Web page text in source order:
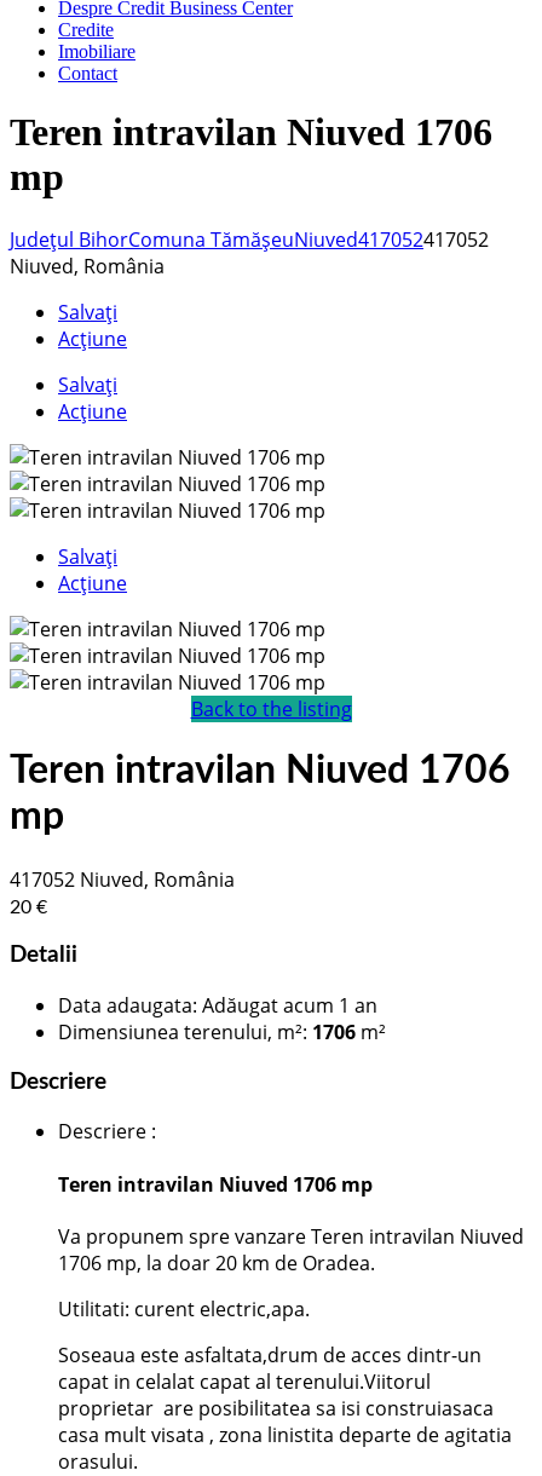
Despre Credit Business Center
Credite
Imobiliare
Contact
Teren intravilan Niuved 1706
mp
Județul BihorComuna TămășeuNiuved417052417052
Niuved, România
Salvați
Acțiune
Salvați
Acțiune
Salvați
Acțiune
Back to the listing
Teren intravilan Niuved 1706
mp
417052 Niuved, România
20 €
Detalii
Data adaugata: Adăugat acum 1 an
Dimensiunea terenului, m²: 1706 m²
Descriere
Descriere :
Teren intravilan Niuved 1706 mp
Va propunem spre vanzare Teren intravilan Niuved
1706 mp, la doar 20 km de Oradea.
Utilitati: curent electric,apa.
Soseaua este asfaltata,drum de acces dintr-un
capat in celalat capat al terenului.Viitorul
proprietar are posibilitatea sa isi construiasaca
casa mult visata , zona linistita departe de agitatia
orasului.